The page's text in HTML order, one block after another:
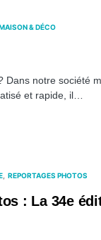
& DÉCO
Dans notre société
et rapide, il…
REPORTAGES PHOTOS
: La 34e